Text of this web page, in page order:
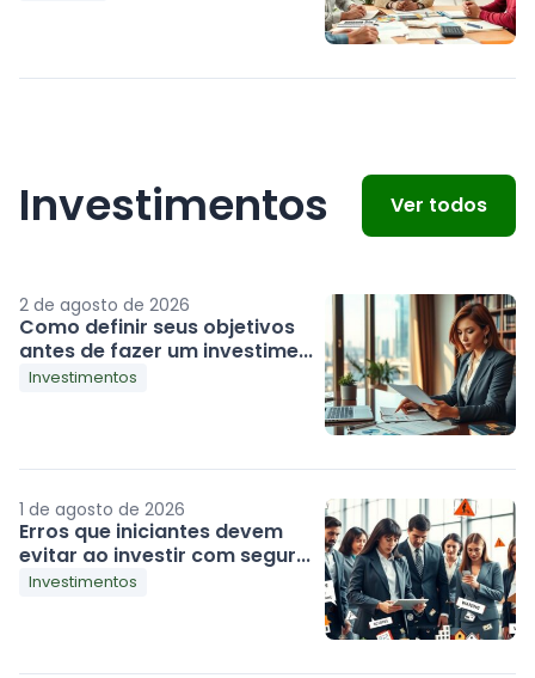
Investimentos Ver todos
2 de agosto de 2026
Como definir seus objetivos
antes de fazer um investime...
Investimentos
1 de agosto de 2026
Erros que iniciantes devem
evitar ao investir com segur...
Investimentos